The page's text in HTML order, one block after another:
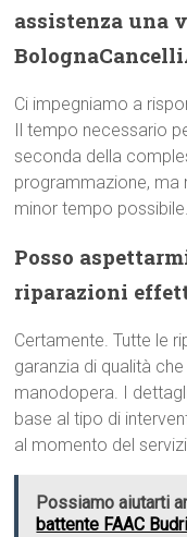
assistenza una
Ci impegniamo a
Il tempo necessario
seconda della
programmazione, ma
minor tempo possibile.
Posso
riparazioni
Certamente. Tutte le
garanzia di qualità
manodopera. I
base al tipo di
al momento del
Possiamo aiutarti
battente FAAC